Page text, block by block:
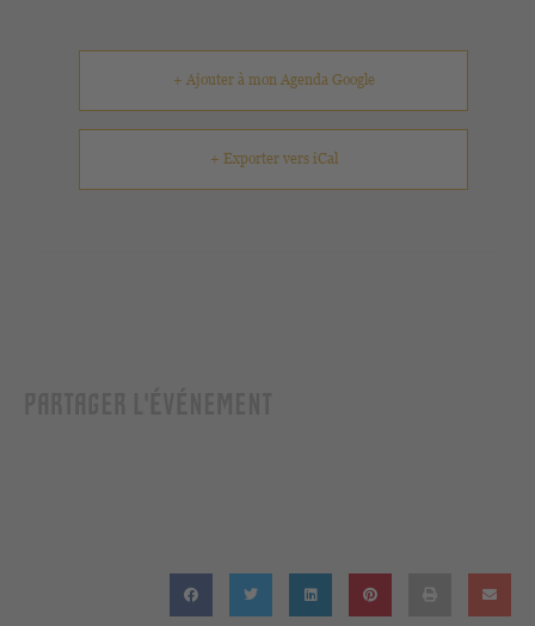
+ Ajouter à mon Agenda Google
+ Exporter vers iCal